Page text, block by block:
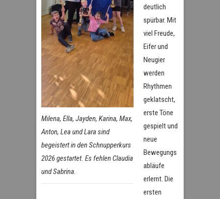
Milena, Ella, Jayden, Karina, Max,
Anton, Lea und Lara sind
begeistert in den Schnupperkurs
2026 gestartet. Es fehlen Claudia
und Sabrina.
deutlich
spürbar. Mit
viel Freude,
Eifer und
Neugier
werden
Rhythmen
geklatscht,
erste Töne
gespielt und
neue
Bewegungs
abläufe
erlernt. Die
ersten